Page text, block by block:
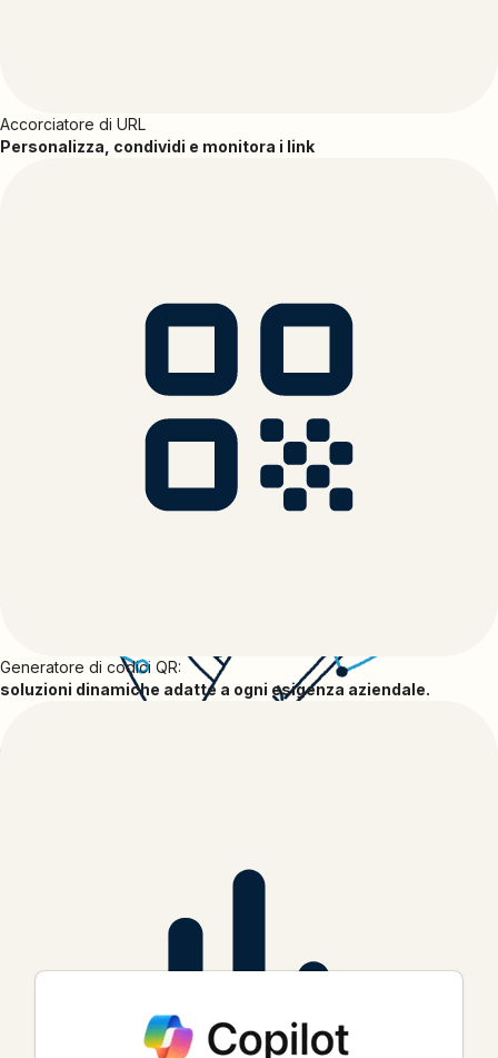
Accorciatore di URL
Personalizza, condividi e monitora i link
Generatore di codici QR:
soluzioni dinamiche adatte a ogni esigenza aziendale.
Trova gli strumenti con cui Bitly si integra, scopri i casi d'uso e